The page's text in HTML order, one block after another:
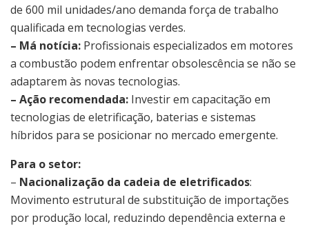
de 600 mil unidades/ano demanda força de trabalho
qualificada em tecnologias verdes.
– Má notícia: Profissionais especializados em motores
a combustão podem enfrentar obsolescência se não se
adaptarem às novas tecnologias.
– Ação recomendada: Investir em capacitação em
tecnologias de eletrificação, baterias e sistemas
híbridos para se posicionar no mercado emergente.
Para o setor:
– Nacionalização da cadeia de eletrificados:
Movimento estrutural de substituição de importações
por produção local, reduzindo dependência externa e